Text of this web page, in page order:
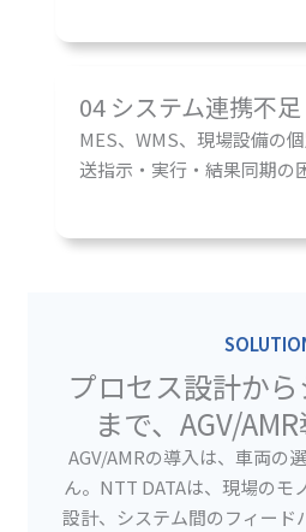
04 システム連携不足
MES、WMS、現場設備の
送指示・実行・結果同期の
プロセス設計か
まで、AGV/
AGV/AMRの導入は、車両の
ん。NTT DATAは、現場のモ
設計、システム間のフィード